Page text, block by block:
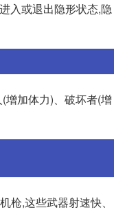
入或退出隐形状态,隐
增加体力)、破坏者(增
,这些武器射速快、